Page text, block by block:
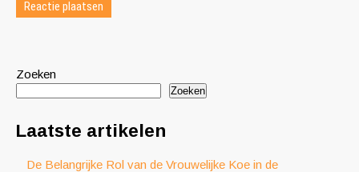
Zoeken
Zoeken
Laatste artikelen
De Belangrijke Rol van de Vrouwelijke Koe in de